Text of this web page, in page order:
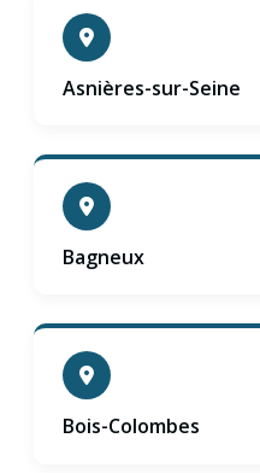
Asnières-sur-Seine
Bagneux
Bois-Colombes